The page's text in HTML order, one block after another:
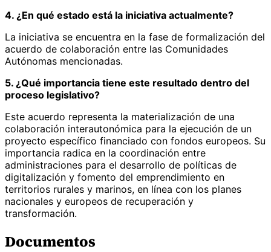
4. ¿En qué estado está la iniciativa actualmente?
La iniciativa se encuentra en la fase de formalización del
acuerdo de colaboración entre las Comunidades
Autónomas mencionadas.
5. ¿Qué importancia tiene este resultado dentro del
proceso legislativo?
Este acuerdo representa la materialización de una
colaboración interautonómica para la ejecución de un
proyecto específico financiado con fondos europeos. Su
importancia radica en la coordinación entre
administraciones para el desarrollo de políticas de
digitalización y fomento del emprendimiento en
territorios rurales y marinos, en línea con los planes
nacionales y europeos de recuperación y
transformación.
Documentos